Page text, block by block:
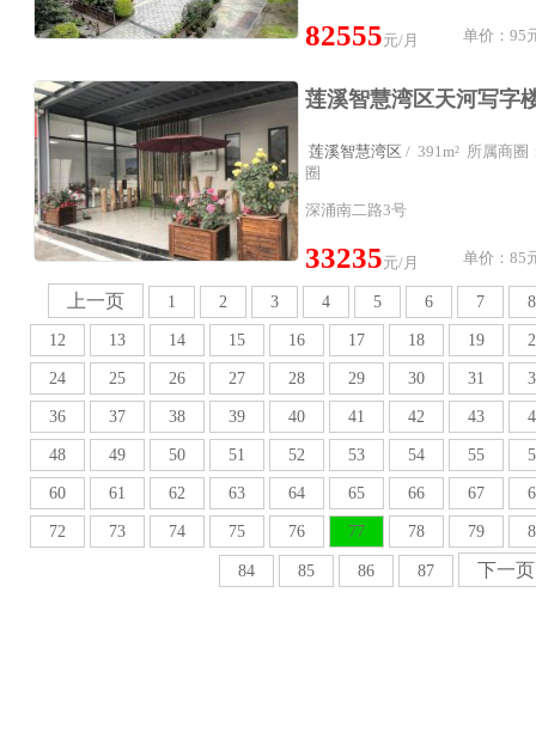
82555元/月 单价：95
莲溪智慧湾区 / 391m² 所属商圈
圈
深涌南二路3号
33235元/月 单价：85
上一页 1 2 3 4 5 6 7 8
12 13 14 15 16 17 18 19
24 25 26 27 28 29 30 31
36 37 38 39 40 41 42 43
48 49 50 51 52 53 54 55
60 61 62 63 64 65 66 67
72 73 74 75 76 77 78 79
84 85 86 87 下一页